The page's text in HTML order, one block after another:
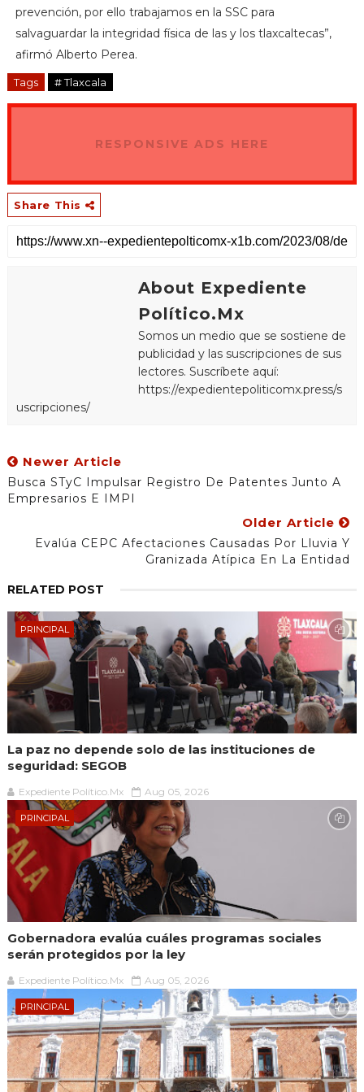
prevención, por ello trabajamos en la SSC para
salvaguardar la integridad física de las y los tlaxcaltecas”,
afirmó Alberto Perea.
Tags # Tlaxcala
RESPONSIVE ADS HERE
Share This
About Expediente
Político.Mx
Somos un medio que se sostiene de
publicidad y las suscripciones de sus
lectores. Suscríbete aquí:
https://expedientepoliticomx.press/s
uscripciones/
Newer Article
Busca STyC Impulsar Registro De Patentes Junto A
Empresarios E IMPI
Older Article
Evalúa CEPC Afectaciones Causadas Por Lluvia Y
Granizada Atípica En La Entidad
RELATED POST
PRINCIPAL
La paz no depende solo de las instituciones de
seguridad: SEGOB
Expediente Político.Mx Aug 05, 2026
PRINCIPAL
Gobernadora evalúa cuáles programas sociales
serán protegidos por la ley
Expediente Político.Mx Aug 05, 2026
PRINCIPAL